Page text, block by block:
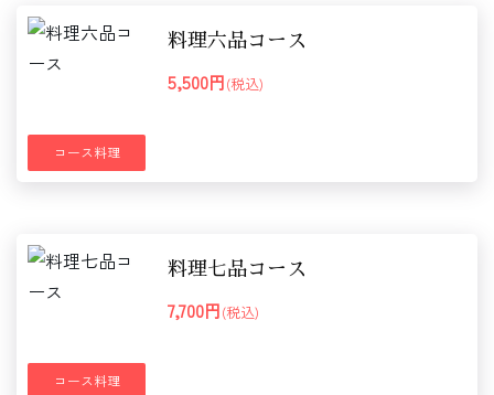
コース料理
料理六品コース
5,500円(税込)
コース料理
料理七品コース
7,700円(税込)